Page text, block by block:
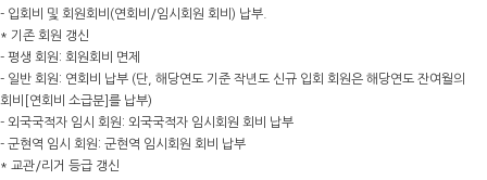
- 입회비 및 회원회비(연회비/임시회원 회비) 납부.
* 기존 회원 갱신
- 평생 회원: 회원회비 면제
- 일반 회원: 연회비 납부 (단, 해당연도 기준 작년도 신규 입회 회원은 해당연도 잔여월의
회비[연회비 소급분]를 납부)
- 외국국적자 임시 회원: 외국국적자 임시회원 회비 납부
- 군현역 임시 회원: 군현역 임시회원 회비 납부
* 교관/리거 등급 갱신